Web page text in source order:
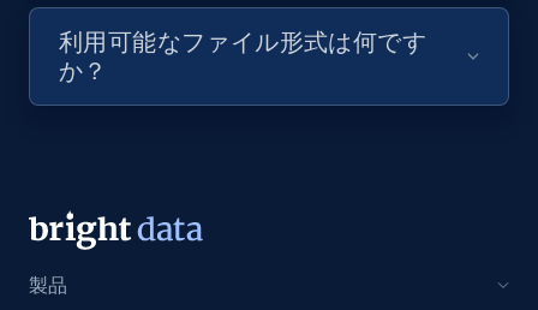
by podcast url
URL, Title, Youtuber, Youtuber md5, Video url,
Video length, Likes, Views, and more.
URL, Product name, Product rating, Product
利用可能なファイル形式は何です
か？
製品